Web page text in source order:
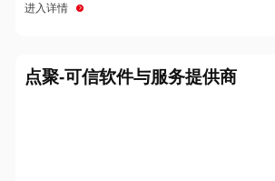
进入详情
点聚-可信软件与服务提供商